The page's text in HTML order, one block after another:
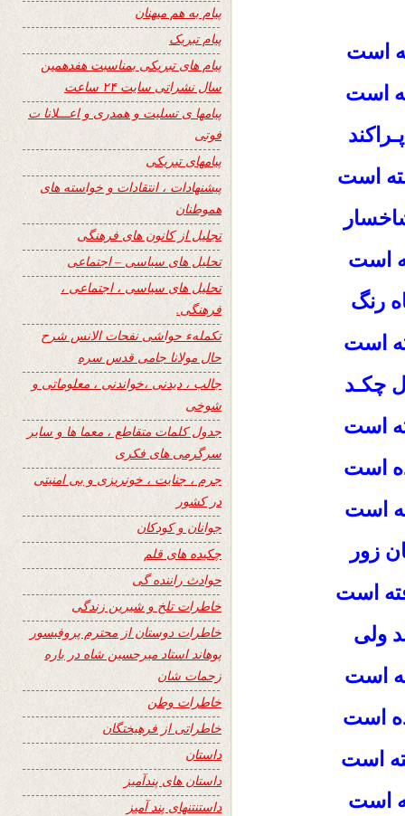
است
است
است
است
رنگ
است
چکـد
است
است
است
زور
است
ولی
است
است
است
است
پیام به هم میهنان
پیام تبریک
پیام های تبریکی بمناسبت هفدهمین
سال نشراتی سایت ۲۴ ساعت
پیامها ی تسلیت و همدری و اعـــلانا ت
فوتی
پیامهای تبریکی
پیشنهادات ، انتقادات و خواسته های
هموطنان
تجلیل از کانون های فرهنگی
تحلیل های سیاسی – اجتماعی
تحلیل های سیاسی ، اجتماعی ،
فرهنگی.
تکملهء حواشی نفحات الانس شرح
حال مولانا جامی قدس سره
جالب ، دیدنی ،خواندنی ، معلوماتی و
شوخی
جدول کلمات متقاطع ، معما ها و سایر
سرگرمی های فکری
جرم ، جنایت ، خونریزی و بی امنیتی
در کشور
جوانان و کودکان
چکیده های قلم
حوادث راننده گی
خاطرات تلخ و شیرین زندگی
خاطرات دوستان از محترم پروفیسور
پوهاند استاد میرحسین شاه در باره
زحمات شان
خاطرات وطن
خاطراتی از فرهیختگان
داستان
داستان های پندآمیز
داستنتنهای پند آمیز